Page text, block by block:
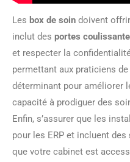
Les box de soin doivent
inclut des portes
et respecter la
permettant aux praticiens
déterminant pour améliorer
capacité à prodiguer des
Enfin, s’assurer que les
pour les ERP et incluent des
que votre cabinet est